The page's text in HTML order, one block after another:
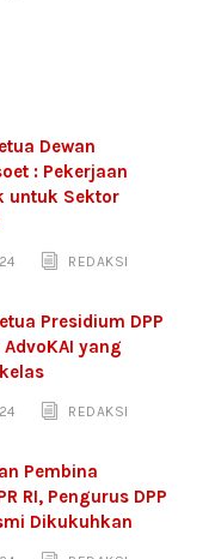
Dewan
: Pekerjaan
untuk Sektor
REDAKSI
Presidium DPP
yang
REDAKSI
Pembina
RI, Pengurus DPP
Dikukuhkan